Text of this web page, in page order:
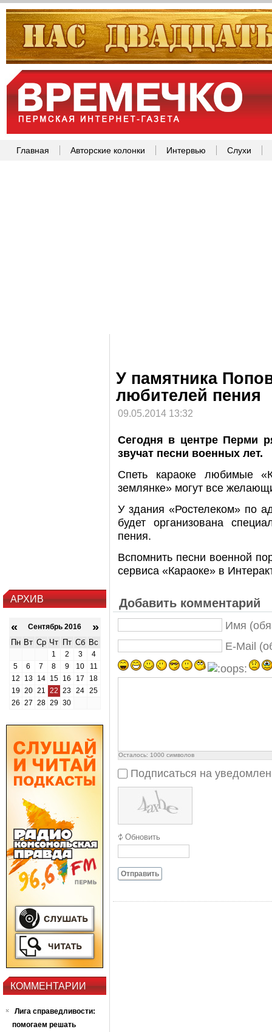
Главная Авторские колонки Интервью Слухи
АРХИВ
« Сентябрь 2016 »
Пн Вт Ср Чт Пт Сб Вс
1 2 3
4
5
6 7 8 9 10
11
12
13 14 15 16 17
18
19 20 21 22 23 24 25
26 27 28 29 30
КОММЕНТАРИИ
Лига справедливости:
помогаем решать
У памятника
любителей пения
09.05.2014 13:32
Сегодня в центре Перми
звучат песни военных лет.
Спеть караоке любимые
землянке» могут все
У здания «Ростелеком» по
будет организована
пения.
Вспомнить песни военной
сервиса «Караоке» в
Добавить комментарий
Имя
E-Mail
Осталось: 1000 символов
Подписаться на
Обновить
Отправить